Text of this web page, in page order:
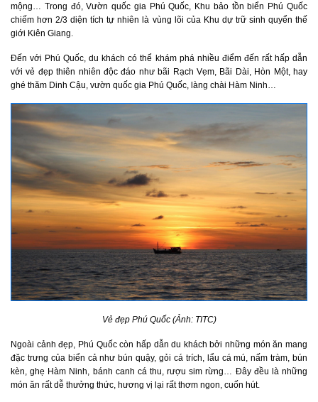
mộng… Trong đó, Vườn quốc gia Phú Quốc, Khu bảo tồn biển Phú Quốc
chiếm hơn 2/3 diện tích tự nhiên là vùng lõi của Khu dự trữ sinh quyển thế
giới Kiên Giang.
Đến với Phú Quốc, du khách có thể khám phá nhiều điểm đến rất hấp dẫn
với vẻ đẹp thiên nhiên độc đáo như bãi Rạch Vẹm, Bãi Dài, Hòn Một, hay
ghé thăm Dinh Cậu, vườn quốc gia Phú Quốc, làng chài Hàm Ninh…
Vẻ đẹp Phú Quốc (Ảnh: TITC)
Ngoài cảnh đẹp, Phú Quốc còn hấp dẫn du khách bởi những món ăn mang
đặc trưng của biển cả như bún quậy, gỏi cá trích, lẩu cá mú, nấm tràm, bún
kèn, ghẹ Hàm Ninh, bánh canh cá thu, rượu sim rừng… Đây đều là những
món ăn rất dễ thưởng thức, hương vị lại rất thơm ngon, cuốn hút.